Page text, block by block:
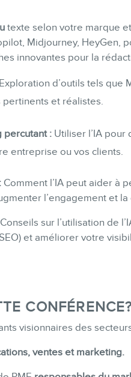
texte selon votre marque
Midjourney, HeyGen,
innovantes pour la
Exploration d’outils tels que
et réalistes.
percutant : Utiliser l’IA
entreprise ou vos clients.
Comment l’IA peut aider à
l’engagement et la
Conseils sur l’utilisation de
et améliorer votre
visionnaires des
ventes et marketing.